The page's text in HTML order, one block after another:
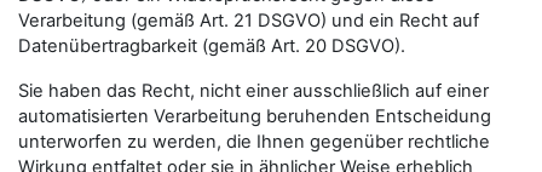
Verarbeitung (gemäß Art. 21 DSGVO) und ein Recht auf
Datenübertragbarkeit (gemäß Art. 20 DSGVO).
Sie haben das Recht, nicht einer ausschließlich auf einer
automatisierten Verarbeitung beruhenden Entscheidung
unterworfen zu werden, die Ihnen gegenüber rechtliche
Wirkung entfaltet oder sie in ähnlicher Weise erheblich